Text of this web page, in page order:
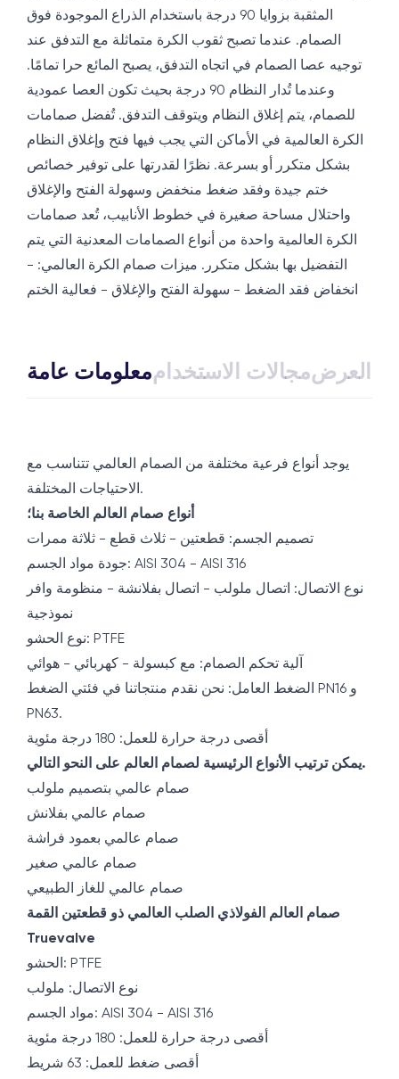
المثقبة بزوايا 90 درجة باستخدام الذراع الموجودة فوق
الصمام. عندما تصبح ثقوب الكرة متماثلة مع التدفق عند
توجيه عصا الصمام في اتجاه التدفق، يصبح المائع حرا تمامًا.
وعندما تُدار النظام 90 درجة بحيث تكون العصا عمودية
للصمام، يتم إغلاق النظام ويتوقف التدفق. تُفضل صمامات
الكرة العالمية في الأماكن التي يجب فيها فتح وإغلاق النظام
بشكل متكرر أو بسرعة. نظرًا لقدرتها على توفير خصائص
ختم جيدة وفقد ضغط منخفض وسهولة الفتح والإغلاق
واحتلال مساحة صغيرة في خطوط الأنابيب، تُعد صمامات
الكرة العالمية واحدة من أنواع الصمامات المعدنية التي يتم
التفضيل بها بشكل متكرر. ميزات صمام الكرة العالمي: -
انخفاض فقد الضغط - سهولة الفتح والإغلاق - فعالية الختم
معلومات عامةمجالات الاستخدامالعرض
يوجد أنواع فرعية مختلفة من الصمام العالمي تتناسب مع
الاحتياجات المختلفة.
أنواع صمام العالم الخاصة بنا؛
تصميم الجسم: قطعتين - ثلاث قطع - ثلاثة ممرات
جودة مواد الجسم: AISI 304 - AISI 316
نوع الاتصال: اتصال ملولب - اتصال بفلانشة - منظومة وافر
نموذجية
نوع الحشو: PTFE
آلية تحكم الصمام: مع كبسولة - كهربائي - هوائي
الضغط العامل: نحن نقدم منتجاتنا في فئتي الضغط PN16 و
PN63.
أقصى درجة حرارة للعمل: 180 درجة مئوية
يمكن ترتيب الأنواع الرئيسية لصمام العالم على النحو التالي.
صمام عالمي بتصميم ملولب
صمام عالمي بفلانش
صمام عالمي بعمود فراشة
صمام عالمي صغير
صمام عالمي للغاز الطبيعي
صمام العالم الفولاذي الصلب العالمي ذو قطعتين القمة
Truevalve
الحشو: PTFE
نوع الاتصال: ملولب
مواد الجسم: AISI 304 - AISI 316
أقصى درجة حرارة للعمل: 180 درجة مئوية
أقصى ضغط للعمل: 63 شريط